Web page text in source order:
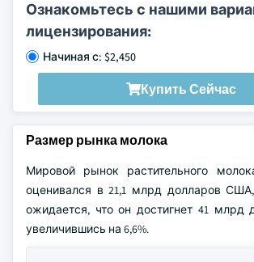
Ознакомьтесь с нашими
лицензирования:
Начиная с: $2,450
Купить Сейчас
Размер рынка молока
Мировой рынок растительного
оценивался в 21,1 млрд долларов
ожидается, что он достигнет 41 млрд
увеличившись на 6,6%.